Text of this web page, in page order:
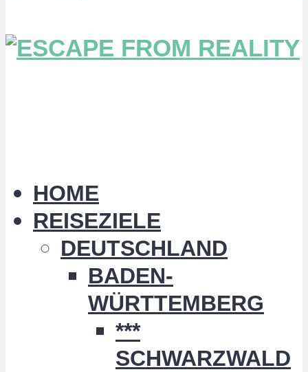
HOME
REISEZIELE
DEUTSCHLAND
BADEN-
WÜRTTEMBERG
***
SCHWARZWALD